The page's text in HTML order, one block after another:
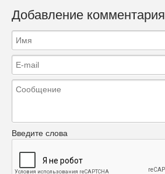
Добавление комментария
Введите слова